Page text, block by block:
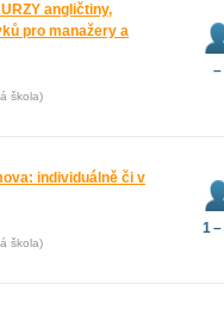
angličtiny,
pro manažery a
škola)
–
individuálně či v
škola)
1